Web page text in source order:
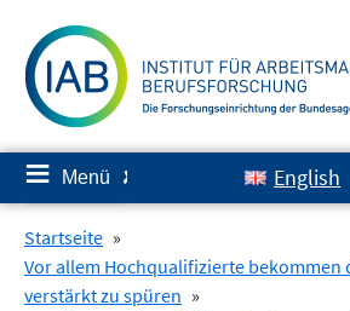
zum
Inhalt
≡ Menü ✘ English
Startseite »
Vor allem Hochqualifizierte bekommen
verstärkt zu spüren »